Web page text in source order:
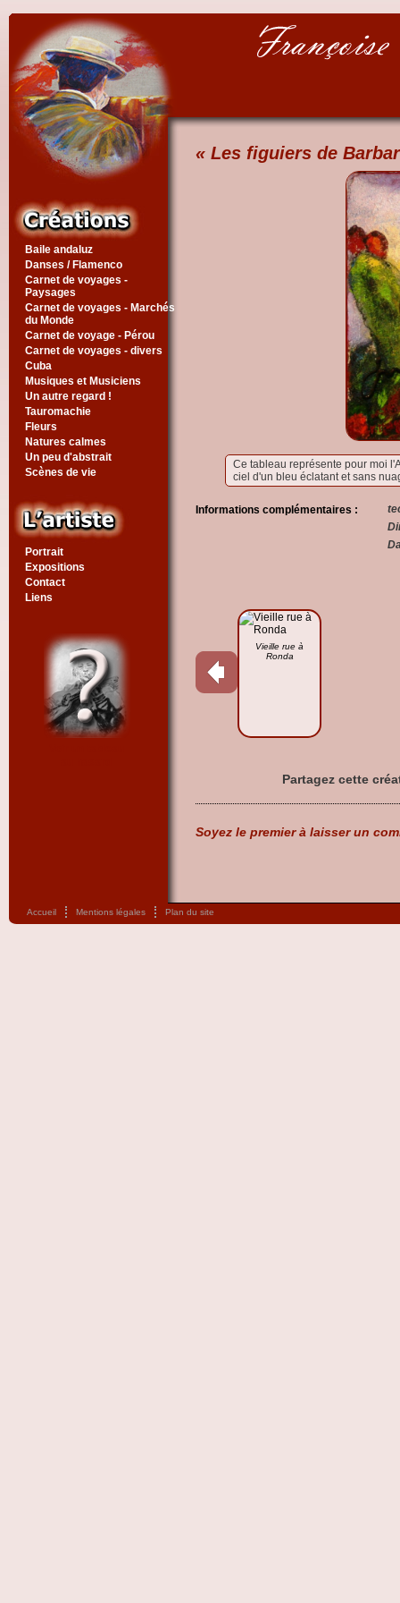
Baile andaluz
Danses / Flamenco
Carnet de voyages -
Paysages
Carnet de voyages - Marchés
du Monde
Carnet de voyage - Pérou
Carnet de voyages - divers
Cuba
Musiques et Musiciens
Un autre regard !
Tauromachie
Fleurs
Natures calmes
Un peu d'abstrait
Scènes de vie
Portrait
Expositions
Contact
Liens
« Les figuiers de
Ce tableau représente pour moi
ciel d'un bleu éclatant et sans
Informations complémentaires :
Vieille rue à
Ronda
Partagez cette
Soyez le premier à laisser un
Accueil Mentions légales Plan du site